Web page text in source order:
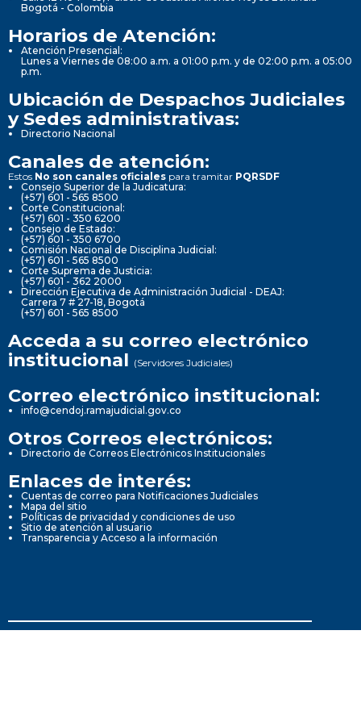
Bogotá - Colombia
Horarios de Atención:
Atención Presencial:
Lunes a Viernes de 08:00 a.m. a 01:00 p.m. y de 02:00 p.m. a 05:00
p.m.
Ubicación de Despachos Judiciales
y Sedes administrativas:
Directorio Nacional
Canales de atención:
Estos No son canales oficiales para tramitar PQRSDF
Consejo Superior de la Judicatura:
(+57) 601 - 565 8500
Corte Constitucional:
(+57) 601 - 350 6200
Consejo de Estado:
(+57) 601 - 350 6700
Comisión Nacional de Disciplina Judicial:
(+57) 601 - 565 8500
Corte Suprema de Justicia:
(+57) 601 - 362 2000
Dirección Ejecutiva de Administración Judicial - DEAJ:
Carrera 7 # 27-18, Bogotá
(+57) 601 - 565 8500
Acceda a su correo electrónico
institucional (Servidores Judiciales)
Correo electrónico institucional:
info@cendoj.ramajudicial.gov.co
Otros Correos electrónicos:
Directorio de Correos Electrónicos Institucionales
Enlaces de interés:
Cuentas de correo para Notificaciones Judiciales
Mapa del sitio
Políticas de privacidad y condiciones de uso
Sitio de atención al usuario
Transparencia y Acceso a la información